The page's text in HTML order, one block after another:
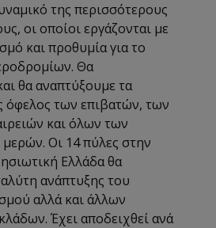
της περισσότερους
οι οποίοι εργάζονται με
και προθυμία για το
Θα
θα αναπτύξουμε τα
όφελος των επιβατών, των
και όλων των
Οι 14 πύλες στην
Ελλάδα θα
ανάπτυξης του
αλλά και άλλων
Έχει αποδειχθεί ανά